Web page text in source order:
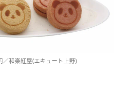
／和楽紅屋(エキュート上野)